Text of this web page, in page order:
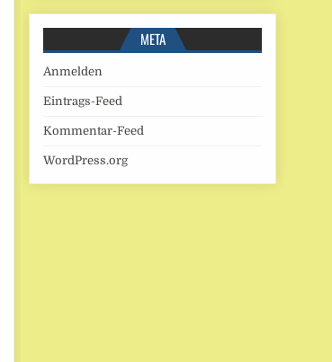
META
Anmelden
Eintrags-Feed
Kommentar-Feed
WordPress.org